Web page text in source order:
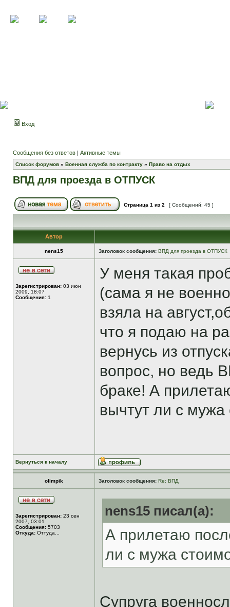
Вход
Сообщения без ответов | Активные темы
Список форумов » Военная служба по контракту » Право на отдых
ВПД для проезда в ОТПУСК
Страница 1 из 2 [ Сообщений: 45 ]
Автор
nens15 Заголовок сообщения: ВПД для проезда в ОТПУСК
Зарегистрирован: 03 июн
2009, 18:07
Сообщения: 1
У меня такая
(сама я не
взяла на
что я подаю на
вернусь из
вопрос, но ведь
браке! А
вычтут ли с
Вернуться к началу
olimpik Заголовок сообщения: Re: ВПД
Зарегистрирован: 23 сен
2007, 03:01
Сообщения: 5703
Откуда: Оттуда...
nens15 писал(а):
А прилетаю
ли с мужа
Супруга